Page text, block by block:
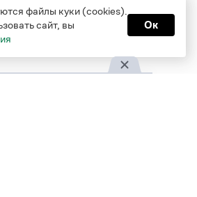
файлы куки (cookies).
сайт, вы
Ок